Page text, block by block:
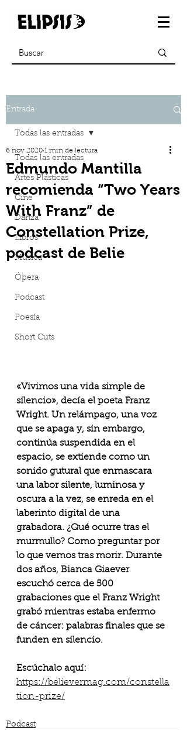
Entrada
Todas las entradas
Artes Plásticas
Cine
Danza
Libros
Música
Ópera
Podcast
Poesía
Short Cuts
Todas las entradas
Edmundo Mantilla
recomienda “Two Years
With Franz” de
Constellation Prize,
podcast de Belie
6 nov 2020 1 min de lectura
«Vivimos una vida simple de
silencio», decía el poeta Franz
Wright. Un relámpago, una voz
que se apaga y, sin embargo,
continúa suspendida en el
espacio, se extiende como un
sonido gutural que enmascara
una labor silente, luminosa y
oscura a la vez, se enreda en el
laberinto digital de una
grabadora. ¿Qué ocurre tras el
murmullo? Como preguntar por
lo que vemos tras morir. Durante
dos años, Bianca Giaever
escuchó cerca de 500
grabaciones que el Franz Wright
grabó mientras estaba enfermo
de cáncer: palabras finales que se
funden en silencio.
Escúchalo aquí:
https://believermag.com/constella
tion-prize/
Podcast